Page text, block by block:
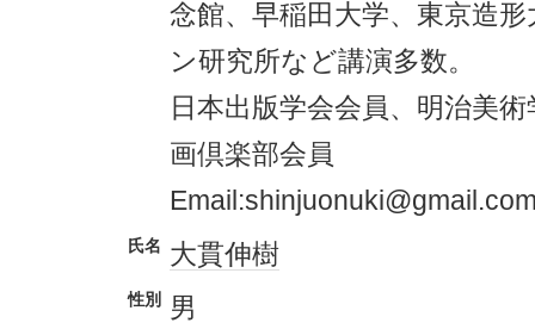
念館、早稲田大学、東京造
ン研究所など講演多数。
日本出版学会会員、明治美
画倶楽部会員
氏名 大貫伸樹
性別 男